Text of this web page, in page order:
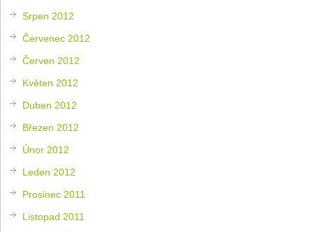
Srpen 2012
Červenec 2012
Červen 2012
Květen 2012
Duben 2012
Březen 2012
Únor 2012
Leden 2012
Prosinec 2011
Listopad 2011